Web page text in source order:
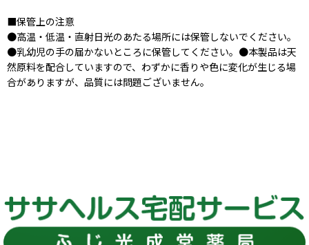
■保管上の注意
●高温・低温・直射日光のあたる場所には保管しないでください。
●乳幼児の手の届かないところに保管してください。●本製品は天
然原料を配合していますので、わずかに香りや色に変化が生じる場
合がありますが、品質には問題ございません。